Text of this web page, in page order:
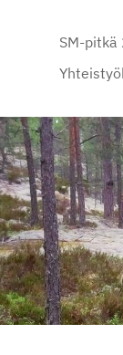
SM-pitkä